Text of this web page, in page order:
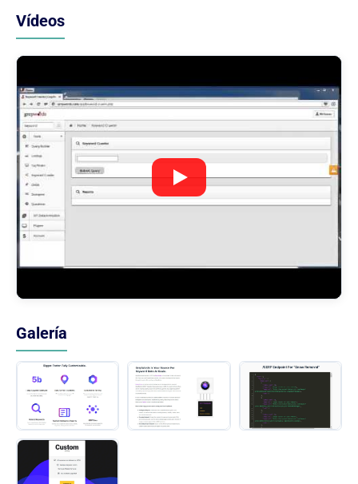
Vídeos
Galería